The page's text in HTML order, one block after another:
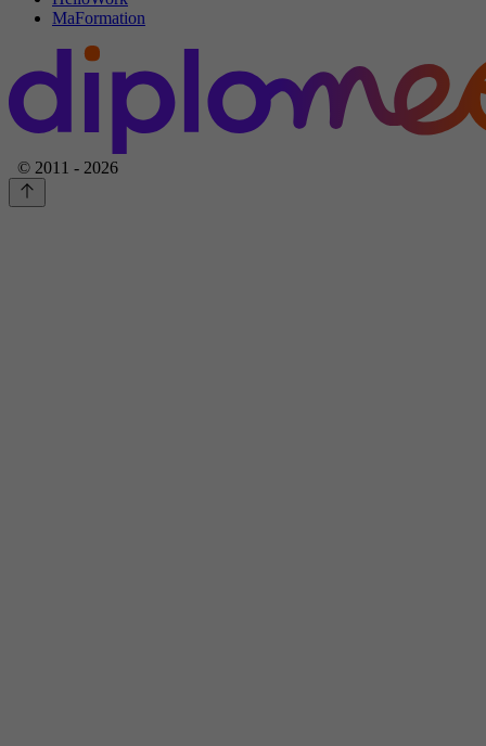
MaFormation
© 2011 - 2026